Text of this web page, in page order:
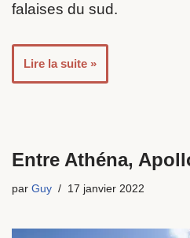
falaises du sud.
Lire la suite »
Entre Athéna,
par Guy 17 janvier 2022